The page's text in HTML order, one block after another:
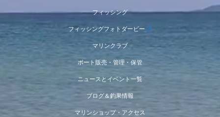
フィッシング
フィッシングフォトダービー
マリンクラブ
ボート販売・管理・保管
ニュースとイベント一覧
ブログ＆釣果情報
マリンショップ・アクセス